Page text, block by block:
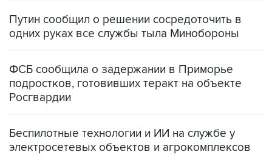
Путин сообщил о решении сосредоточить в
одних руках все службы тыла Минобороны
ФСБ сообщила о задержании в Приморье
подростков, готовивших теракт на объекте
Росгвардии
Беспилотные технологии и ИИ на службе у
электросетевых объектов и агрокомплексов